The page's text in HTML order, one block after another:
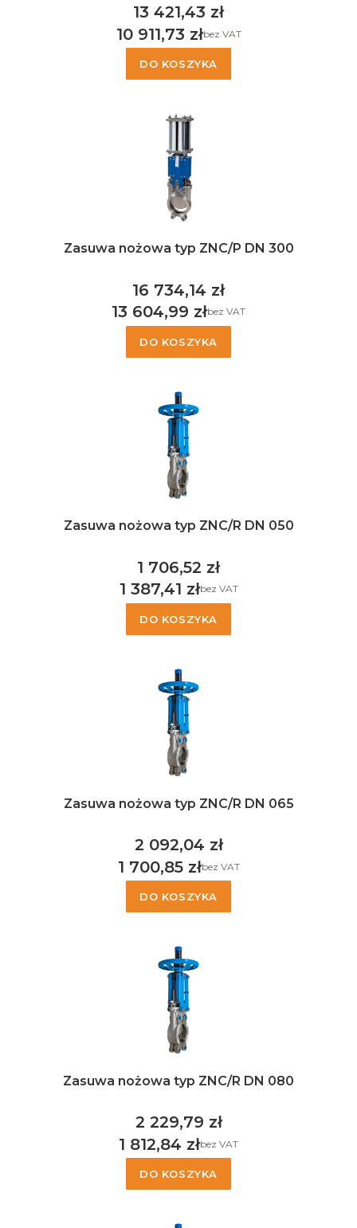
Cena
13 421,43 zł
Cena
10 911,73 złbez VAT
DO KOSZYKA
Zasuwa nożowa typ ZNC/P DN 300
Cena
16 734,14 zł
Cena
13 604,99 złbez VAT
DO KOSZYKA
Zasuwa nożowa typ ZNC/R DN 050
Cena
1 706,52 zł
Cena
1 387,41 złbez VAT
DO KOSZYKA
Zasuwa nożowa typ ZNC/R DN 065
Cena
2 092,04 zł
Cena
1 700,85 złbez VAT
DO KOSZYKA
Zasuwa nożowa typ ZNC/R DN 080
Cena
2 229,79 zł
Cena
1 812,84 złbez VAT
DO KOSZYKA